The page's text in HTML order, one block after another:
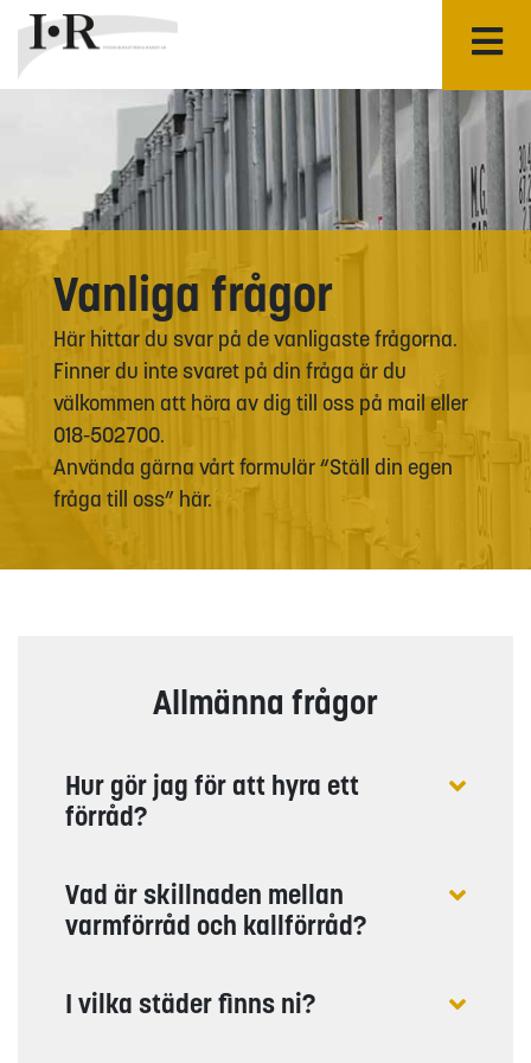
Vanliga frågor
Här hittar du svar på de vanligaste frågorna.
Finner du inte svaret på din fråga är du
välkommen att höra av dig till oss på mail eller
018-502700.
Använda gärna vårt formulär “Ställ din egen
fråga till oss” här.
Allmänna frågor
Hur gör jag för att hyra ett
förråd?
Vad är skillnaden mellan
varmförråd och kallförråd?
I vilka städer finns ni?